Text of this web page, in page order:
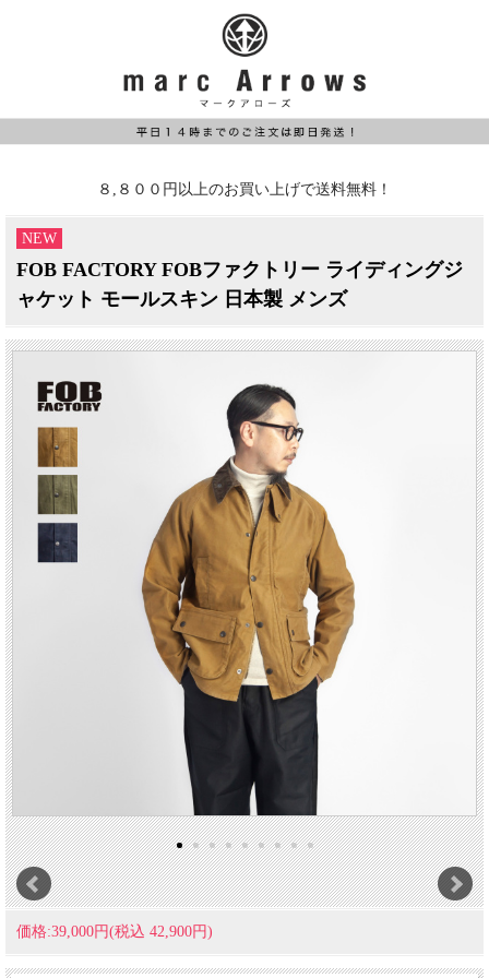
８,８００円以上のお買い上げで送料無料！
NEW
FOB FACTORY FOBファクトリー ライディングジ
ャケット モールスキン 日本製 メンズ
価格:39,000円(税込 42,900円)